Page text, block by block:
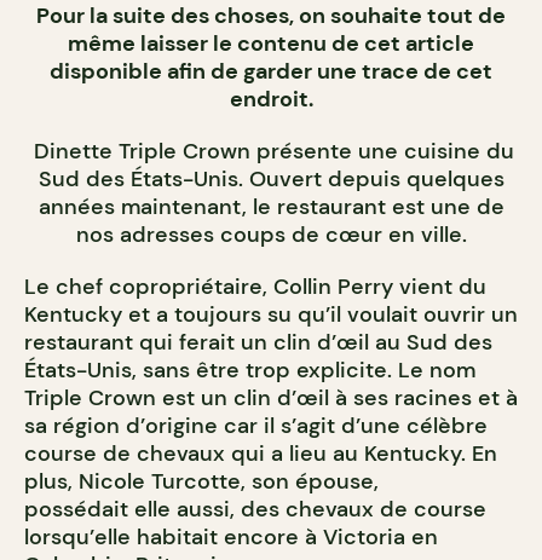
Pour la suite des choses, on souhaite tout de
même laisser le contenu de cet article
disponible afin de garder une trace de cet
endroit.
Dinette Triple Crown présente une cuisine du
Sud des États-Unis. Ouvert depuis quelques
années maintenant, le restaurant est une de
nos adresses coups de cœur en ville.
Le chef copropriétaire, Collin Perry vient du
Kentucky et a toujours su qu’il voulait ouvrir un
restaurant qui ferait un clin d’œil au Sud des
États-Unis, sans être trop explicite. Le nom
Triple Crown est un clin d’œil à ses racines et à
sa région d’origine car il s’agit d’une célèbre
course de chevaux qui a lieu au Kentucky. En
plus, Nicole Turcotte, son épouse,
possédait elle aussi, des chevaux de course
lorsqu’elle habitait encore à Victoria en